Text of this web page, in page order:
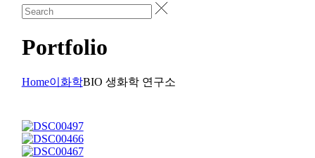
Portfolio
Home이화학BIO 생화학 연구소